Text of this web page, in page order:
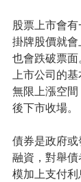
股票上市會
掛牌股價就
也會跌破票
上市公司的
無限上漲空
後下市收場。
債券是政府
融資，對舉
模加上支付利